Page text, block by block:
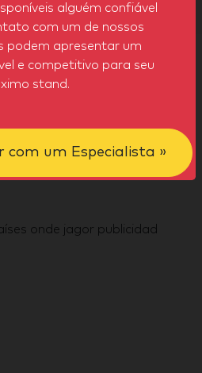
em várias cidades e
experiência tanto em Feiras
onde jagor publicidad
alguém confiável
com um de nossos
podem apresentar um
e competitivo para seu
stand.
um Especialista »